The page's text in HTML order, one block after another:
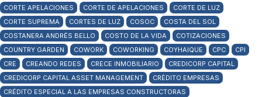
CORTE APELACIONES
CORTE DE APELACIONES
CORTE DE LUZ
CORTE SUPREMA
CORTES DE LUZ COSOC
COSTA DEL SOL
COSTANERA ANDRÉS BELLO
COSTO DE LA VIDA
COTIZACIONES
COUNTRY GARDEN
COWORK COWORKING COYHAIQUE CPC
CPI
CRE
CREANDO REDES CRECE INMOBILIARIO
CREDICORP CAPITAL
CREDICORP CAPITAL ASSET MANAGEMENT
CRÉDITO EMPRESAS
CRÉDITO ESPECIAL A LAS EMPRESAS CONSTRUCTORAS